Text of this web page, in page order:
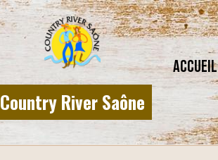
Country River Saône
Accueil